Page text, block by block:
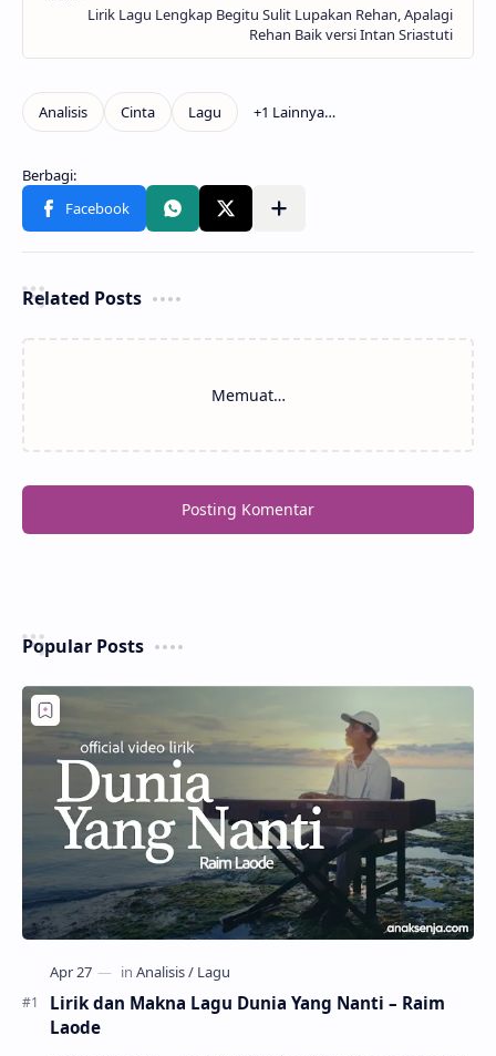
Related Posts
Memuat…
Posting Komentar
Popular Posts
Lirik dan Makna Lagu Dunia Yang Nanti – Raim
Laode